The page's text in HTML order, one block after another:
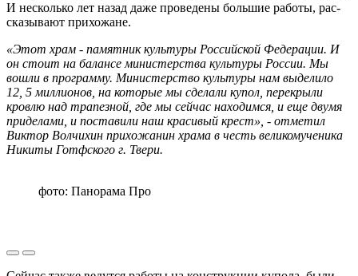
И несколь­ко лет назад даже про­ве­де­ны боль­шие ра­бо­ты, рас­
ска­зы­ва­ют при­хо­жане.
«Этот храм - па­мят­ник куль­ту­ры Рос­сий­ской Фе­де­ра­ции. И
он стоит на ба­лан­се ми­ни­стер­ства куль­ту­ры Рос­сии. Мы
вошли в про­грам­му. Ми­ни­стер­ство куль­ту­ры нам вы­де­ли­ло
12, 5 мил­ли­о­нов, на ко­то­рые мы сде­ла­ли купол, пе­ре­кры­ли
кров­лю над тра­пез­ной, где мы сей­час на­хо­дим­ся, и еще двумя
при­де­ла­ми, и по­ста­ви­ли наш кра­си­вый крест», - отметил ​
Вик­тор Вол­чи­хин при­хо­жа­нин храма в честь ве­ли­ко­му­че­ни­ка
Ни­ки­ты Готф­ско­го г. Твери.
фото: Панорама Про